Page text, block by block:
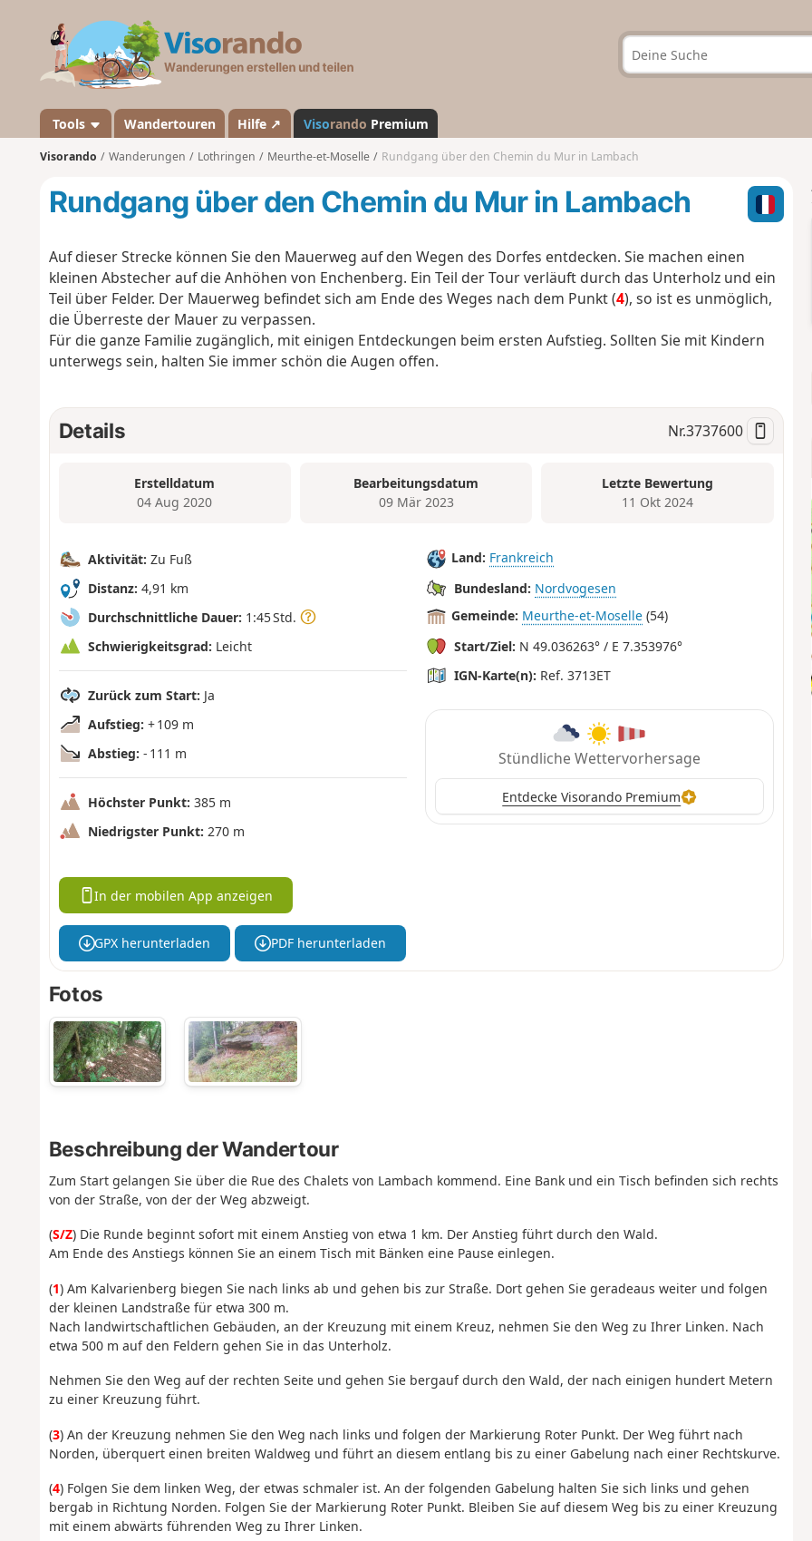
a
n
d
Tools Wandertouren Hilfe ↗ Visorando Premium
Visorando Wanderungen Lothringen Meurthe-et-Moselle Rundgang über den Chemin du Mur in Lambach
Rundgang über den Chemin du Mur in Lambach
Auf dieser Strecke können Sie den Mauerweg auf den Wegen des Dorfes entdecken. Sie machen einen
kleinen Abstecher auf die Anhöhen von Enchenberg. Ein Teil der Tour verläuft durch das Unterholz und ein
Teil über Felder. Der Mauerweg befindet sich am Ende des Weges nach dem Punkt (4), so ist es unmöglich,
die Überreste der Mauer zu verpassen.
Für die ganze Familie zugänglich, mit einigen Entdeckungen beim ersten Aufstieg. Sollten Sie mit Kindern
unterwegs sein, halten Sie immer schön die Augen offen.
Details Nr.3737600
Erstelldatum
04 Aug 2020
Bearbeitungsdatum
09 Mär 2023
Letzte Bewertung
11 Okt 2024
Aktivität: Zu Fuß
Distanz: 4,91 km
Durchschnittliche Dauer: 1:45 Std.
Schwierigkeitsgrad: Leicht
Zurück zum Start: Ja
Aufstieg: + 109 m
Abstieg: - 111 m
Höchster Punkt: 385 m
Niedrigster Punkt: 270 m
Land: Frankreich
Bundesland: Nordvogesen
Gemeinde: Meurthe-et-Moselle (54)
Start/Ziel: N 49.036263° / E 7.353976°
IGN-Karte(n): Ref. 3713ET
Stündliche Wettervorhersage
Entdecke Visorando Premium
In der mobilen App anzeigen
GPX herunterladen PDF herunterladen
Fotos
Beschreibung der Wandertour
Zum Start gelangen Sie über die Rue des Chalets von Lambach kommend. Eine Bank und ein Tisch befinden sich rechts
von der Straße, von der der Weg abzweigt.
(S/Z) Die Runde beginnt sofort mit einem Anstieg von etwa 1 km. Der Anstieg führt durch den Wald.
Am Ende des Anstiegs können Sie an einem Tisch mit Bänken eine Pause einlegen.
(1) Am Kalvarienberg biegen Sie nach links ab und gehen bis zur Straße. Dort gehen Sie geradeaus weiter und folgen
der kleinen Landstraße für etwa 300 m.
Nach landwirtschaftlichen Gebäuden, an der Kreuzung mit einem Kreuz, nehmen Sie den Weg zu Ihrer Linken. Nach
etwa 500 m auf den Feldern gehen Sie in das Unterholz.
Nehmen Sie den Weg auf der rechten Seite und gehen Sie bergauf durch den Wald, der nach einigen hundert Metern
zu einer Kreuzung führt.
(3) An der Kreuzung nehmen Sie den Weg nach links und folgen der Markierung Roter Punkt. Der Weg führt nach
Norden, überquert einen breiten Waldweg und führt an diesem entlang bis zu einer Gabelung nach einer Rechtskurve.
(4) Folgen Sie dem linken Weg, der etwas schmaler ist. An der folgenden Gabelung halten Sie sich links und gehen
bergab in Richtung Norden. Folgen Sie der Markierung Roter Punkt. Bleiben Sie auf diesem Weg bis zu einer Kreuzung
mit einem abwärts führenden Weg zu Ihrer Linken.